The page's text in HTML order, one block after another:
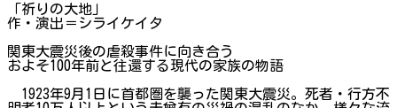
「祈りの大地」
作・演出＝シライケイタ
関東大震災後の虐殺事件に向き合う
およそ100年前と往還する現代の家族の物語
1923年9月1日に首都圏を襲った関東大震災。死者・行方不